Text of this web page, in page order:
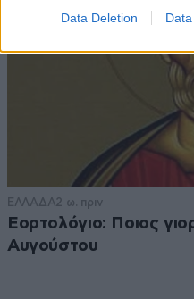
Data Deletion
ΕΛΛΑΔΑ2 ω. πριν
Εορτολόγιο: Ποιος
Αυγούστου